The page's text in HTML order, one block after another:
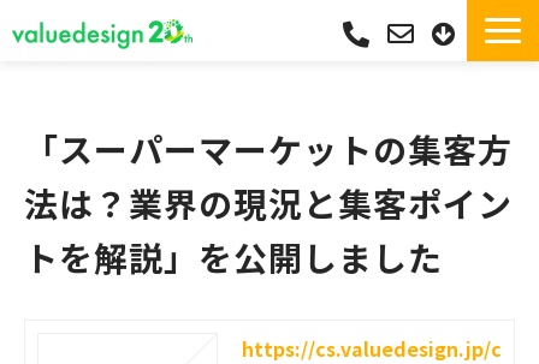
サポート
導入実績
導入フロー
コラム
「スーパーマーケットの集客方
法は？業界の現況と集客ポイン
トを解説」を公開しました
https://cs.valuedesign.jp/c